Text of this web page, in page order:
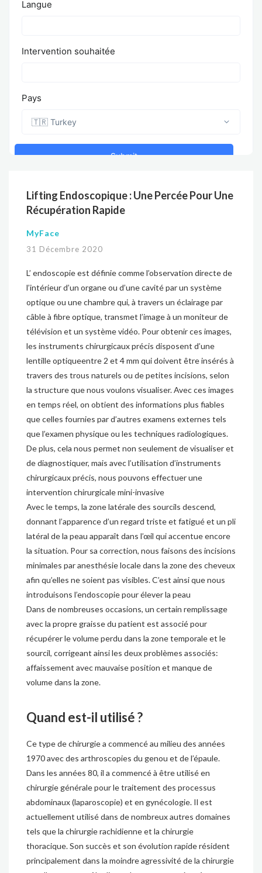
Lifting Endoscopique : Une Percée Pour Une
Récupération Rapide
MyFace
31 Décembre 2020
L’ endoscopie est définie comme l’observation directe de
l’intérieur d’un organe ou d’une cavité par un système
optique ou une chambre qui, à travers un éclairage par
câble à fibre optique, transmet l’image à un moniteur de
télévision et un système vidéo. Pour obtenir ces images,
les instruments chirurgicaux précis disposent d’une
lentille optiqueentre 2 et 4 mm qui doivent être insérés à
travers des trous naturels ou de petites incisions, selon
la structure que nous voulons visualiser. Avec ces images
en temps réel, on obtient des informations plus fiables
que celles fournies par d’autres examens externes tels
que l’examen physique ou les techniques radiologiques.
De plus, cela nous permet non seulement de visualiser et
de diagnostiquer, mais avec l’utilisation d’instruments
chirurgicaux précis, nous pouvons effectuer une
intervention chirurgicale mini-invasive
Avec le temps, la zone latérale des sourcils descend,
donnant l’apparence d’un regard triste et fatigué et un pli
latéral de la peau apparaît dans l’œil qui accentue encore
la situation. Pour sa correction, nous faisons des incisions
minimales par anesthésie locale dans la zone des cheveux
afin qu’elles ne soient pas visibles. C’est ainsi que nous
introduisons l’endoscopie pour élever la peau
Dans de nombreuses occasions, un certain remplissage
avec la propre graisse du patient est associé pour
récupérer le volume perdu dans la zone temporale et le
sourcil, corrigeant ainsi les deux problèmes associés:
affaissement avec mauvaise position et manque de
volume dans la zone.
Quand est-il utilisé ?
Ce type de chirurgie a commencé au milieu des années
1970 avec des arthroscopies du genou et de l’épaule.
Dans les années 80, il a commencé à être utilisé en
chirurgie générale pour le traitement des processus
abdominaux (laparoscopie) et en gynécologie. Il est
actuellement utilisé dans de nombreux autres domaines
tels que la chirurgie rachidienne et la chirurgie
thoracique. Son succès et son évolution rapide résident
principalement dans la moindre agressivité de la chirurgie